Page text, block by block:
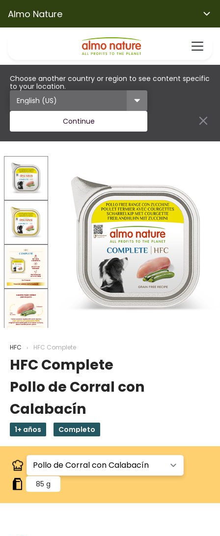
Almo Nature
Choose another country or region to see content specific
to your location.
Continue
HFC HFC Complete
HFC Complete
Pollo de Corral con
Calabacín
1+ años Completo
85 g